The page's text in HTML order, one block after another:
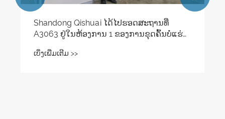
Shandong Qishuai ໄດ້​ໄປ​ຮອດ​ສະ​ຖານ​ທີ່
A3063 ຢູ່​ໃນ​ຫ້ອງ​ການ 1 ຂອງ​ການ​ຂຸດ​ຄົ້ນ​ບໍ່​ແຮ່​
ທ່ານເຂົ້າສູ່ຈຸດຢືນຂອງພວກເຮົາສໍາລັບການ
ເບິ່ງເພີ່ມເຕີມ >>